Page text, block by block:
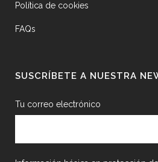
Política de cookies
FAQs
SUSCRÍBETE A NUESTRA
Tu correo electrónico